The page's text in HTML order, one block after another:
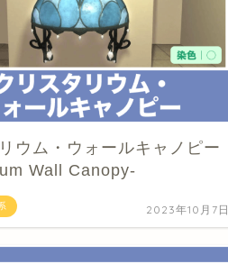
ウム・ウォールキャノピー
Wall Canopy-
2023年10月7日